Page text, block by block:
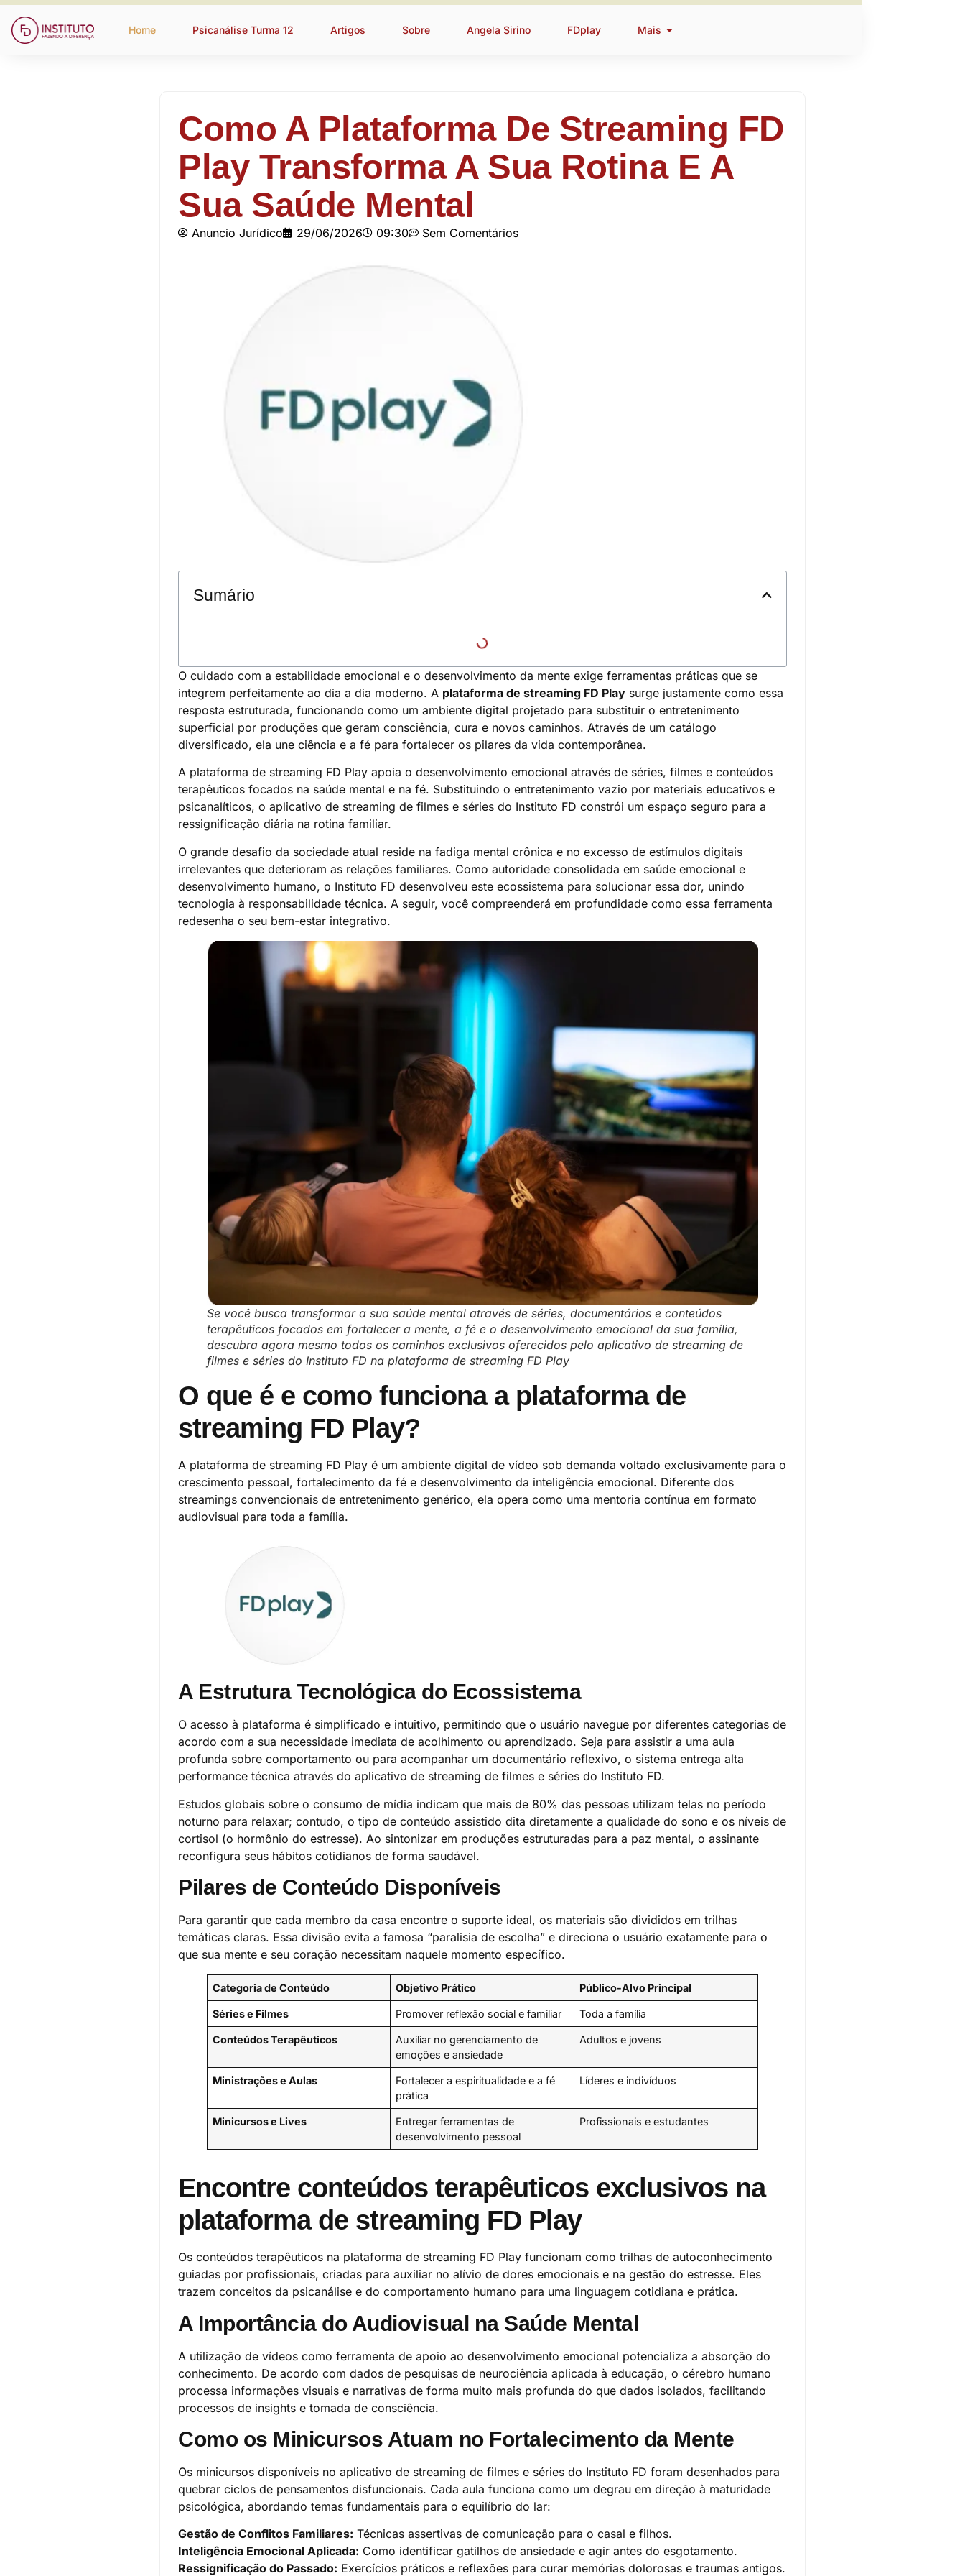
Home Psicanálise Turma 12 Artigos Sobre Angela Sirino FDplay Mais
Como A Plataforma De Streaming FD
Play Transforma A Sua Rotina E A
Sua Saúde Mental
Anuncio Jurídico 29/06/2026 09:30 Sem Comentários
Sumário
O cuidado com a estabilidade emocional e o desenvolvimento da mente exige ferramentas práticas que se
integrem perfeitamente ao dia a dia moderno. A plataforma de streaming FD Play surge justamente como essa
resposta estruturada, funcionando como um ambiente digital projetado para substituir o entretenimento
superficial por produções que geram consciência, cura e novos caminhos. Através de um catálogo
diversificado, ela une ciência e a fé para fortalecer os pilares da vida contemporânea.
A plataforma de streaming FD Play apoia o desenvolvimento emocional através de séries, filmes e conteúdos
terapêuticos focados na saúde mental e na fé. Substituindo o entretenimento vazio por materiais educativos e
psicanalíticos, o aplicativo de streaming de filmes e séries do Instituto FD constrói um espaço seguro para a
ressignificação diária na rotina familiar.
O grande desafio da sociedade atual reside na fadiga mental crônica e no excesso de estímulos digitais
irrelevantes que deterioram as relações familiares. Como autoridade consolidada em saúde emocional e
desenvolvimento humano, o Instituto FD desenvolveu este ecossistema para solucionar essa dor, unindo
tecnologia à responsabilidade técnica. A seguir, você compreenderá em profundidade como essa ferramenta
redesenha o seu bem-estar integrativo.
Se você busca transformar a sua saúde mental através de séries, documentários e conteúdos
terapêuticos focados em fortalecer a mente, a fé e o desenvolvimento emocional da sua família,
descubra agora mesmo todos os caminhos exclusivos oferecidos pelo aplicativo de streaming de
filmes e séries do Instituto FD na plataforma de streaming FD Play
O que é e como funciona a plataforma de
streaming FD Play?
A plataforma de streaming FD Play é um ambiente digital de vídeo sob demanda voltado exclusivamente para o
crescimento pessoal, fortalecimento da fé e desenvolvimento da inteligência emocional. Diferente dos
streamings convencionais de entretenimento genérico, ela opera como uma mentoria contínua em formato
audiovisual para toda a família.
A Estrutura Tecnológica do Ecossistema
O acesso à plataforma é simplificado e intuitivo, permitindo que o usuário navegue por diferentes categorias de
acordo com a sua necessidade imediata de acolhimento ou aprendizado. Seja para assistir a uma aula
profunda sobre comportamento ou para acompanhar um documentário reflexivo, o sistema entrega alta
performance técnica através do aplicativo de streaming de filmes e séries do Instituto FD.
Estudos globais sobre o consumo de mídia indicam que mais de 80% das pessoas utilizam telas no período
noturno para relaxar; contudo, o tipo de conteúdo assistido dita diretamente a qualidade do sono e os níveis de
cortisol (o hormônio do estresse). Ao sintonizar em produções estruturadas para a paz mental, o assinante
reconfigura seus hábitos cotidianos de forma saudável.
Pilares de Conteúdo Disponíveis
Para garantir que cada membro da casa encontre o suporte ideal, os materiais são divididos em trilhas
temáticas claras. Essa divisão evita a famosa “paralisia de escolha” e direciona o usuário exatamente para o
que sua mente e seu coração necessitam naquele momento específico.
Categoria de Conteúdo Objetivo Prático Público-Alvo Principal
Séries e Filmes Promover reflexão social e familiar Toda a família
Conteúdos Terapêuticos
Auxiliar no gerenciamento de
emoções e ansiedade
Adultos e jovens
Ministrações e Aulas
Fortalecer a espiritualidade e a fé
prática
Líderes e indivíduos
Minicursos e Lives
Entregar ferramentas de
desenvolvimento pessoal
Profissionais e estudantes
Encontre conteúdos terapêuticos exclusivos na
plataforma de streaming FD Play
Os conteúdos terapêuticos na plataforma de streaming FD Play funcionam como trilhas de autoconhecimento
guiadas por profissionais, criadas para auxiliar no alívio de dores emocionais e na gestão do estresse. Eles
trazem conceitos da psicanálise e do comportamento humano para uma linguagem cotidiana e prática.
A Importância do Audiovisual na Saúde Mental
A utilização de vídeos como ferramenta de apoio ao desenvolvimento emocional potencializa a absorção do
conhecimento. De acordo com dados de pesquisas de neurociência aplicada à educação, o cérebro humano
processa informações visuais e narrativas de forma muito mais profunda do que dados isolados, facilitando
processos de insights e tomada de consciência.
Como os Minicursos Atuam no Fortalecimento da Mente
Os minicursos disponíveis no aplicativo de streaming de filmes e séries do Instituto FD foram desenhados para
quebrar ciclos de pensamentos disfuncionais. Cada aula funciona como um degrau em direção à maturidade
psicológica, abordando temas fundamentais para o equilíbrio do lar:
Gestão de Conflitos Familiares: Técnicas assertivas de comunicação para o casal e filhos.
Inteligência Emocional Aplicada: Como identificar gatilhos de ansiedade e agir antes do esgotamento.
Ressignificação do Passado: Exercícios práticos e reflexões para curar memórias dolorosas e traumas antigos.